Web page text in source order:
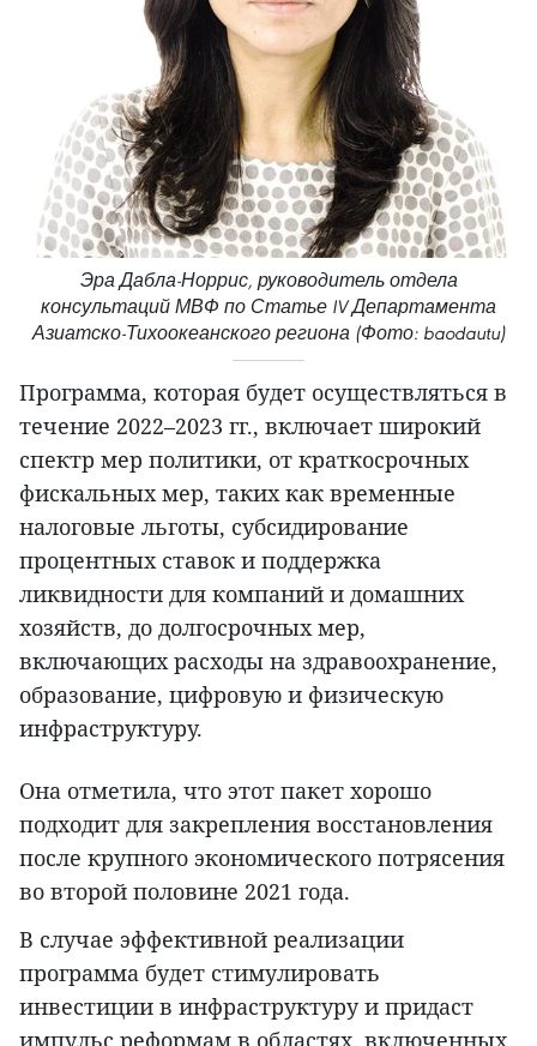
Эра Дабла-Норрис, руководитель отдела
консультаций МВФ по Статье IV Департамента
Азиатско-Тихоокеанского региона (Фото: baodautu)
Программа, которая будет осуществляться в
течение 2022–2023 гг., включает широкий
спектр мер политики, от краткосрочных
фискальных мер, таких как временные
налоговые льготы, субсидирование
процентных ставок и поддержка
ликвидности для компаний и домашних
хозяйств, до долгосрочных мер,
включающих расходы на здравоохранение,
образование, цифровую и физическую
инфраструктуру.
Она отметила, что этот пакет хорошо
подходит для закрепления восстановления
после крупного экономического потрясения
во второй половине 2021 года.
В случае эффективной реализации
программа будет стимулировать
инвестиции в инфраструктуру и придаст